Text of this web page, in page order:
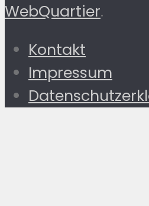
WebQuartier.
Kontakt
Impressum